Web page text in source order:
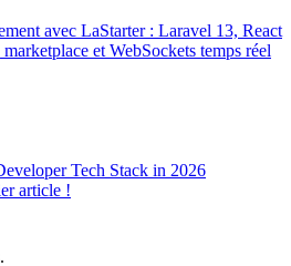
avec LaStarter : Laravel 13, React
et WebSockets temps réel
Tech Stack in 2026
article !